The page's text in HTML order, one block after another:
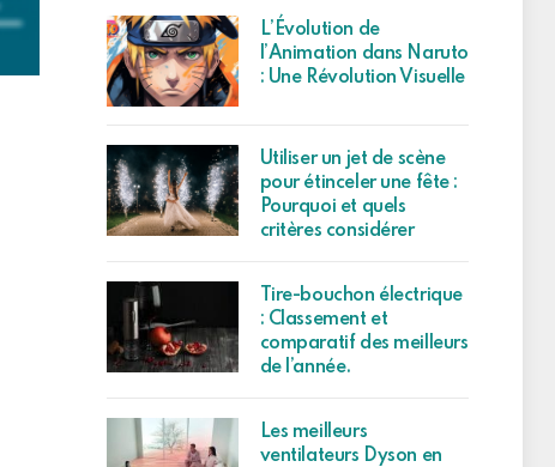
L’Évolution de
l’Animation dans Naruto
: Une Révolution Visuelle
Utiliser un jet de scène
pour étinceler une fête :
Pourquoi et quels
critères considérer
Tire-bouchon électrique
: Classement et
comparatif des meilleurs
de l’année.
Les meilleurs
ventilateurs Dyson en